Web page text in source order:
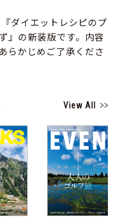
ダイエットレシピのプ
』の新装版です。内容
らかじめご了承くださ
View All